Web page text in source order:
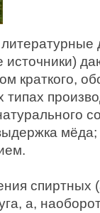
краткого,
мёда;
спиртных
а,